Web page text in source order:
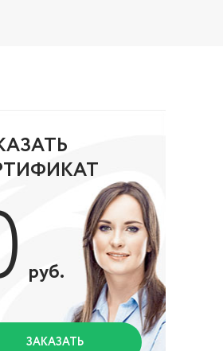
руб.
ЗАКАЗАТЬ